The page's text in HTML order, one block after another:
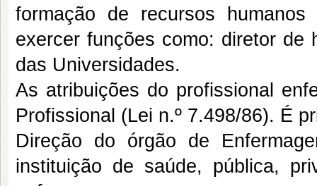
formação de recursos
exercer funções como: diretor
das Universidades.
As atribuições do profissional
Profissional (Lei n.º 7.498/86). É
Direção do órgão de
instituição de saúde, pública,